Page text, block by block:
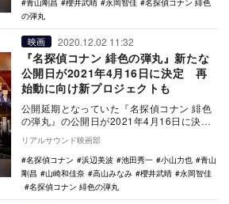
青山剛昌
櫻井武晴 永岡智佳
名探偵コナン 緋色
の弾丸
映画 2020.12.02 11:32
『名探偵コナン 緋色の弾丸』新たな
公開日が2021年4月16日に決定 再
始動に向け新プロジェクトも
公開延期となっていた『名探偵コナン 緋色
の弾丸』の公開日が2021年4月16日に決定
し、公開に向けた新プロジェクトがスター
トした…
リアルサウンド映画部
名探偵コナン
浜辺美波 池田秀一 小山力也
青山
剛昌
山崎和佳奈 高山みなみ 櫻井武晴
永岡智佳
名探偵コナン 緋色の弾丸